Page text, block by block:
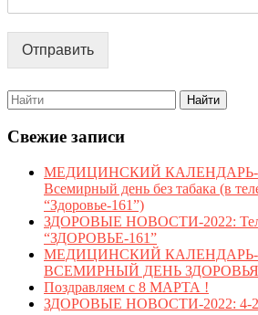
Отправить
Search
for:
Свежие записи
МЕДИЦИНСКИЙ КАЛЕНДАРЬ-
Всемирный день без табака (в
“Здоровье-161”)
ЗДОРОВЫЕ НОВОСТИ-2022:
“ЗДОРОВЬЕ-161”
МЕДИЦИНСКИЙ КАЛЕНДАРЬ-
ВСЕМИРНЫЙ ДЕНЬ ЗДОРОВЬЯ
Поздравляем с 8 МАРТА !
ЗДОРОВЫЕ НОВОСТИ-2022: 4-28